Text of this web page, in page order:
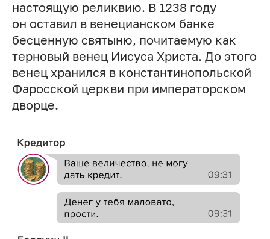
настоящую реликвию. В 1238 году
он оставил в венецианском банке
бесценную святыню, почитаемую как
терновый венец Иисуса Христа. До этого
венец хранился в константинопольской
Фаросской церкви при императорском
дворце.